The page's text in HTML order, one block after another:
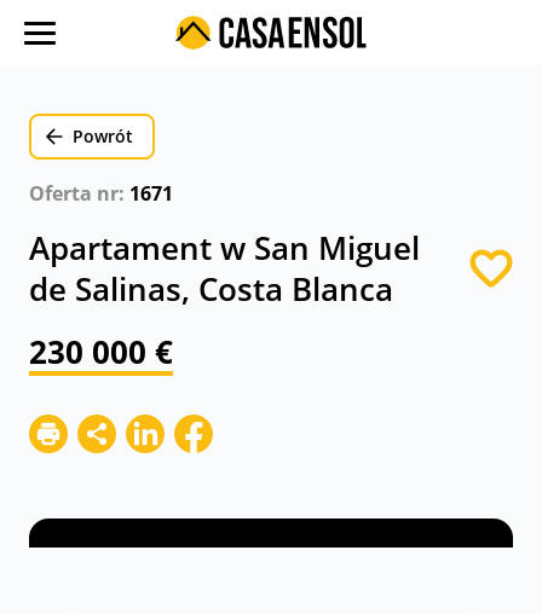
Oferty w regionach
Ulubione oferty
Koszty
Kontakt
Powrót
Oferta nr: 1671
Apartament w San Miguel
de Salinas, Costa Blanca
230 000 €